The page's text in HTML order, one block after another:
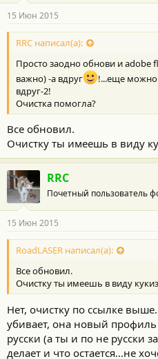
15 Июн 2015
RRC написал(а):
Просто заодно обнови и adobe
важно) -а вдруг
!...еще можно
вдруг-2!
Очистка помогла?
Все обновил.
Очистку ты имеешь в виду
RRC
Почетный пользователь
15 Июн 2015
RoadLASER написал(а):
Все обновил.
Очистку ты имеешь в виду
Нет, очистку по ссылке
убивает, она новый профиль
русски (а ты и по не русски
делает и что остается...не